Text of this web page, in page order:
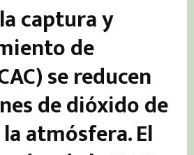
captura y
de
se reducen
de dióxido de
atmósfera. El